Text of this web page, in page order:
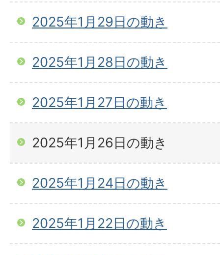
2025年1月29日の動き
2025年1月28日の動き
2025年1月27日の動き
2025年1月26日の動き
2025年1月24日の動き
2025年1月22日の動き